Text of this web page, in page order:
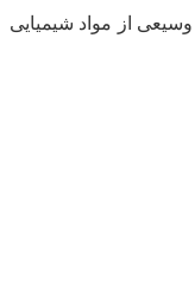
وسیعی از مواد شیمیایی